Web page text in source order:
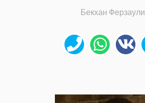
Бекхан Ферзаули